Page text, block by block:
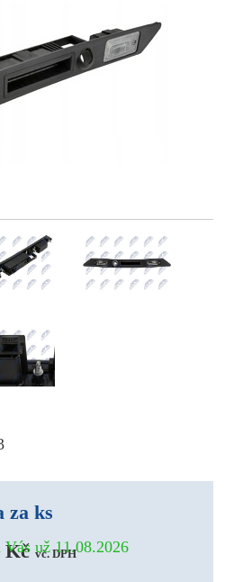
už 11.08.2026
za ks
Kč vč. DPH